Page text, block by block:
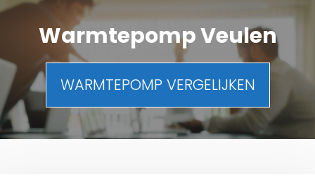
Warmtepomp Veulen
WARMTEPOMP VERGELIJKEN